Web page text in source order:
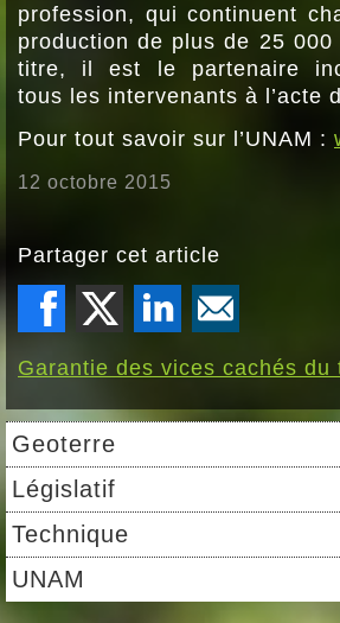
profession, qui continuent
production de plus de 25 000
titre, il est le partenaire
tous les intervenants à l’acte
Pour tout savoir sur l’UNAM :
12 octobre 2015
Partager cet article
Garantie des vices cachés du
Geoterre
Législatif
Technique
UNAM